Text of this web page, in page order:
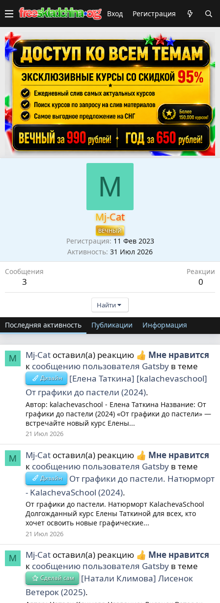
Вход Регистрация
M
Mj-Cat
ВЕЧНЫЙ
Регистрация 11 Фев 2023
Активность 31 Июл 2026
Сообщения
3
Реакции
0
Найти
Последняя активность Публикации Информация
M Mj-Cat оставил(а) реакцию
Мне нравится
к сообщению пользователя Gatsby в теме
Дизайн
[Елена Таткина] [kalachevaschool]
От графики до пастели (2024).
Автор: kalachevaschool - Елена Таткина Название: От
графики до пастели (2024) «От графики до пастели» —
встречайте новый курс Елены...
21 Июл 2026
M Mj-Cat оставил(а) реакцию
Мне нравится
к сообщению пользователя Gatsby в теме
Дизайн
От графики до пастели. Натюрморт
- KalachevaSchool (2024).
От графики до пастели. Натюрморт KalachevaSchool
Долгожданный курс Елены Таткиной для всех, кто
хочет освоить новые графические...
21 Июл 2026
M Mj-Cat оставил(а) реакцию
Мне нравится
к сообщению пользователя Gatsby в теме
Сделай сам
[Натали Климова] Лисенок
Ветерок (2025).